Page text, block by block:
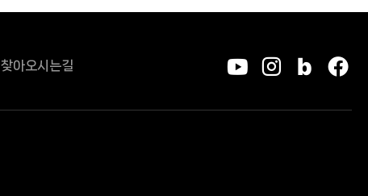
찾아오시는길
유튜브인스타그
블로그
페